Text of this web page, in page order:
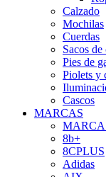
Calzado
Mochilas
Cuerdas
Sacos
Pies de
Piolets y
Cascos
MARCAS
8b+
8CPLUS
Adidas